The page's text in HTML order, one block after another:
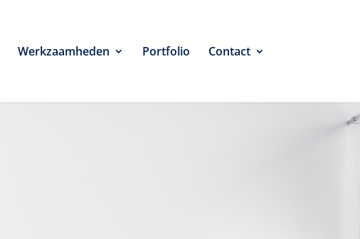
Werkzaamheden Portfolio Contact